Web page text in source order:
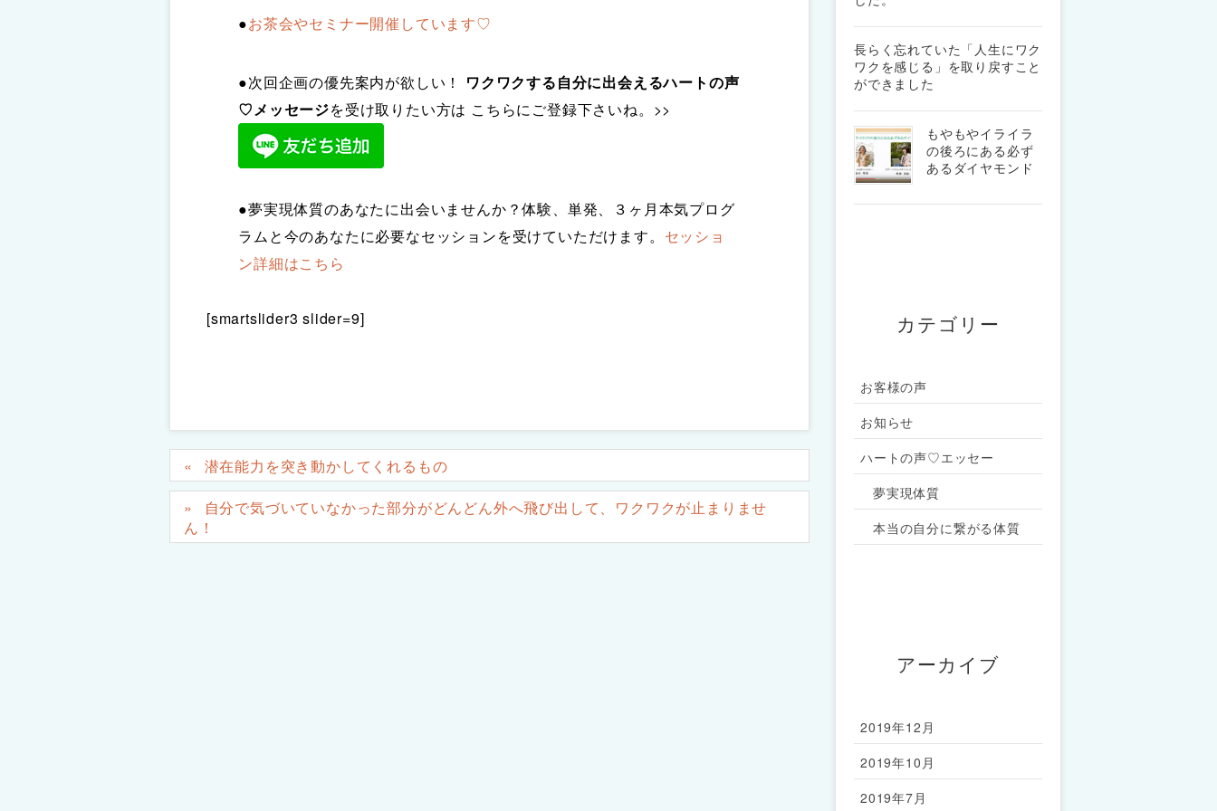
●お茶会やセミナー開催しています♡
●次回企画の優先案内が欲しい！ ワクワクする自分に出会えるハートの声
♡メッセージを受け取りたい方は こちらにご登録下さいね。>>
●夢実現体質のあなたに出会いませんか？体験、単発、３ヶ月本気プログ
ラムと今のあなたに必要なセッションを受けていただけます。 セッショ
ン詳細はこちら
[smartslider3 slider=9]
潜在能力を突き動かしてくれるもの
自分で気づいていなかった部分がどんどん外へ飛び出して、ワクワクが止まりませ
ん！
長らく忘れていた「人生にワク
ワクを感じる」を取り戻すこと
ができました
もやもやイライラ
の後ろにある必ず
あるダイヤモンド
カテゴリー
お客様の声
お知らせ
ハートの声♡エッセー
夢実現体質
本当の自分に繋がる体質
アーカイブ
2019年12月
2019年10月
2019年7月